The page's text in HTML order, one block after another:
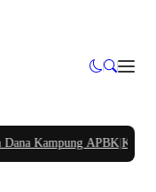
Kampung APBK|Kasus